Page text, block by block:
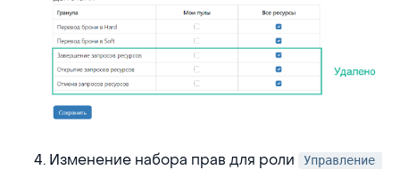
Изменение набора прав для роли
Управление